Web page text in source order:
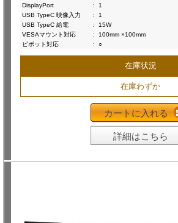
DisplayPort
:
1
USB TypeC 映像入力
:
1
USB TypeC 給電
:
15W
VESAマウント対応
:
100mm ×100mm
ピボット対応
: ○
在庫状況
在庫わずか
カートに入れる
詳細はこちら